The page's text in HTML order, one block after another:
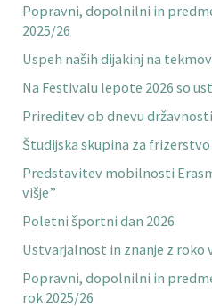
Popravni, dopolnilni in
2025/26
Uspeh naših dijakinj na
Na Festivalu lepote 2026 so
Prireditev ob dnevu
Študijska skupina za frizerstvo
Predstavitev mobilnosti
višje”
Poletni športni dan 2026
Ustvarjalnost in znanje z roko
Popravni, dopolnilni in
rok 2025/26